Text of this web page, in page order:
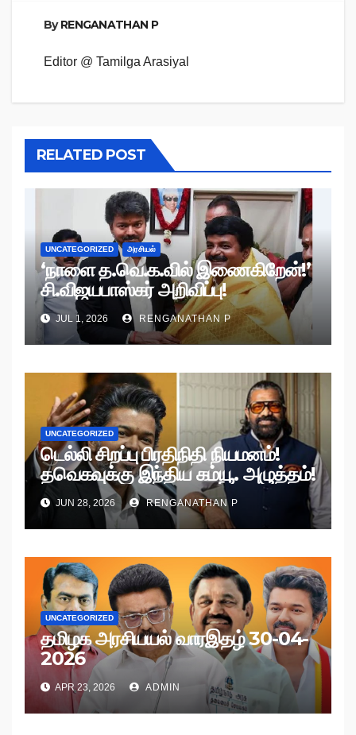
ByRENGANATHAN P
Editor @ Tamilga Arasiyal
RELATED POST
UNCATEGORIZED அரசியல்
‘நாளை த.வெ.க.வில் இணைகிறேன்!’
சி.விஜயபாஸ்கர் அறிவிப்பு!
JUL 1, 2026 RENGANATHAN P
UNCATEGORIZED
டெல்லி சிறப்பு பிரதிநிதி நியமனம்!
தவெகவுக்கு இந்திய கம்யூ. அழுத்தம்!
JUN 28, 2026 RENGANATHAN P
UNCATEGORIZED
தமிழக அரசியயல் வாரஇதழ் 30-04-
2026
APR 23, 2026 ADMIN